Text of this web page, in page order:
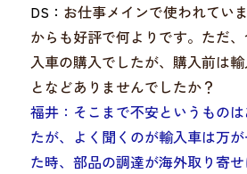
DS： お仕事メインで使われてい
からも好評で何よりです。ただ
入車の購入でしたが、購入前は
となどありませんでしたか？
福井：そこまで不安というもの
たが、よく聞くのが輸入車は万
た時、 部品の調達が海外取り寄